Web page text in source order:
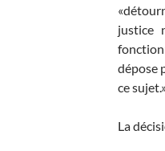
justice
dépose
ce
La